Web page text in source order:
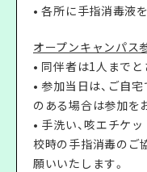
• 各所に手指消毒液
オープンキャンパス
• 同伴者は1人までと
• 参加当日は、ご自
のある場合は参加を
• 手洗い、咳エチケ
校時の手指消毒のご
願いいたします。